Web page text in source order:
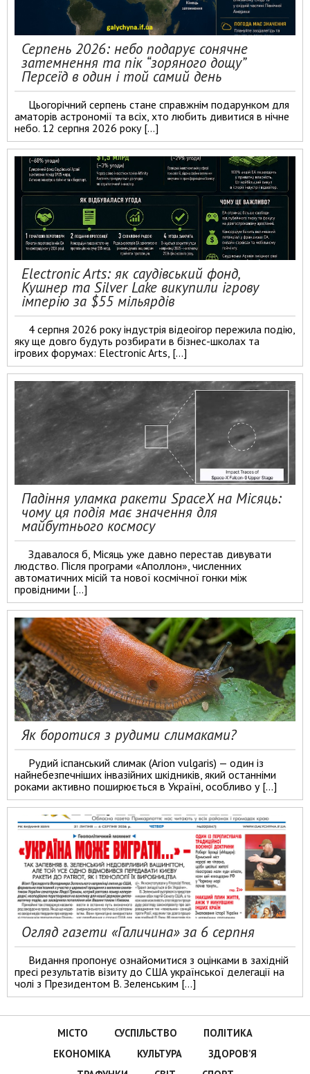
Серпень 2026: небо подарує сонячне
затемнення та пік “зоряного дощу”
Персеїд в один і той самий день
Цьогорічний серпень стане справжнім подарунком для
аматорів астрономії та всіх, хто любить дивитися в нічне
небо. 12 серпня 2026 року […]
Electronic Arts: як саудівський фонд,
Кушнер та Silver Lake викупили ігрову
імперію за $55 мільярдів
4 серпня 2026 року індустрія відеоігор пережила подію,
яку ще довго будуть розбирати в бізнес-школах та
ігрових форумах: Electronic Arts, […]
Падіння уламка ракети SpaceX на Місяць:
чому ця подія має значення для
майбутнього космосу
Здавалося б, Місяць уже давно перестав дивувати
людство. Після програми «Аполлон», численних
автоматичних місій та нової космічної гонки між
провідними […]
Як боротися з рудими слимаками?
Рудий іспанський слимак (Arion vulgaris) — один із
найнебезпечніших інвазійних шкідників, який останніми
роками активно поширюється в Україні, особливо у […]
Огляд газети «Галичина» за 6 серпня
Видання пропонує ознайомитися з оцінками в західній
пресі результатів візиту до США української делегації на
чолі з Президентом В. Зеленським […]
МІСТО СУСПІЛЬСТВО
ПОЛІТИКА
ЕКОНОМІКА
КУЛЬТУРА
ЗДОРОВ’Я